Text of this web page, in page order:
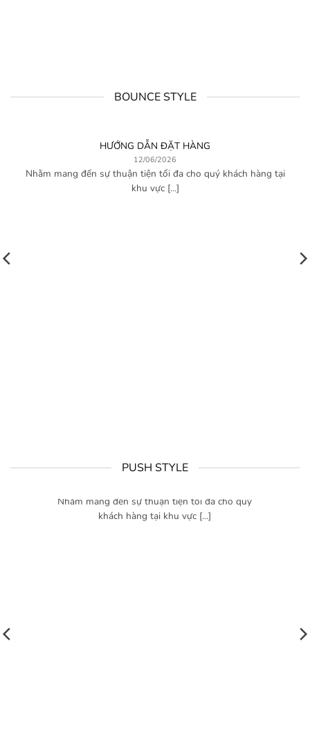
BOUNCE STYLE
HƯỚNG DẪN ĐẶT HÀNG
12/06/2026
Nhằm mang đến sự thuận tiện tối đa cho quý khách hàng tại
khu vực [...]
PUSH STYLE
HƯỚNG DẪN ĐẶT HÀNG
Nhằm mang đến sự thuận tiện tối đa cho quý
khách hàng tại khu vực [...]